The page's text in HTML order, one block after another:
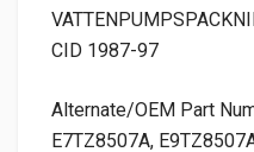
CID 1987-97
Alternate/OEM Part
E7TZ8507A,